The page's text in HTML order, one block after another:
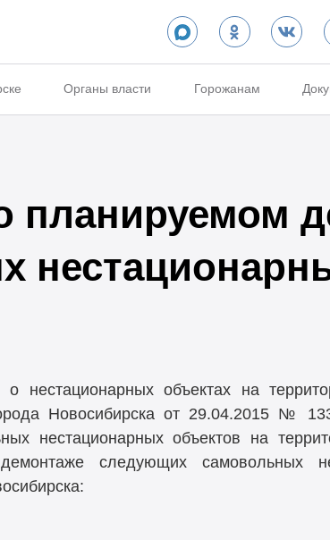
Органы власти Горожанам
планируемом
нестационарных объектах на
Новосибирска от 29.04.2015 №
нестационарных объектов на
следующих самовольных